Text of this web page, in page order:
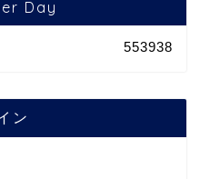
Day
553938
ン